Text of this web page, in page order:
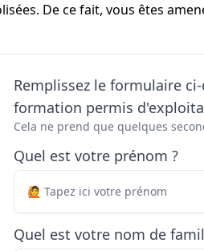
De ce fait, vous êtes
Remplissez le formulaire
formation permis
Cela ne prend que quelques
Quel est votre prénom ?
Quel est votre nom de